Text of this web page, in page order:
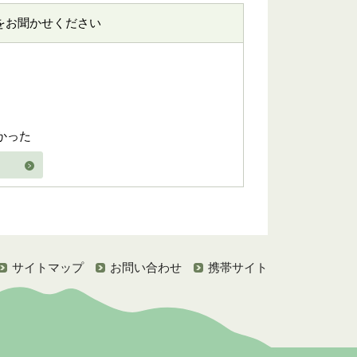
お聞かせください
った
サイトマップ お問い合わせ 携帯サイト